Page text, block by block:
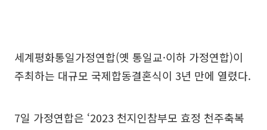
세계평화통일가정연합(옛 통일교·이하 가정연합)이
주최하는 대규모 국제합동결혼식이 3년 만에 열렸다.
7일 가정연합은 ‘2023 천지인참부모 효정 천주축복